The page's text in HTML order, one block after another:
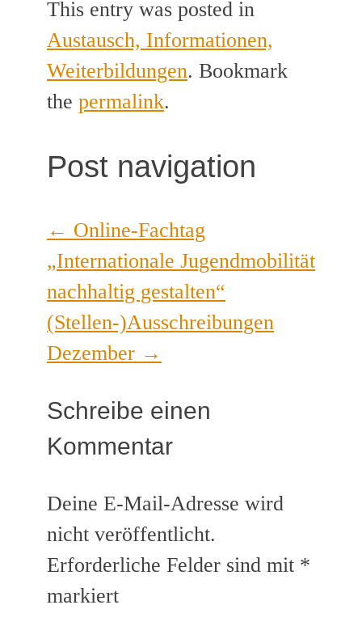
This entry was posted in
Austausch, Informationen,
Weiterbildungen. Bookmark
the permalink.
Post navigation
← Online-Fachtag
„Internationale Jugendmobilität
nachhaltig gestalten“
(Stellen-)Ausschreibungen
Dezember →
Schreibe einen
Kommentar
Deine E-Mail-Adresse wird
nicht veröffentlicht.
Erforderliche Felder sind mit *
markiert